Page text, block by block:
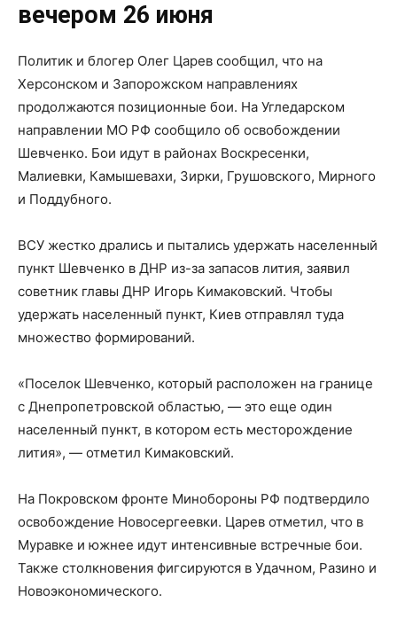
вечером 26 июня
Политик и блогер Олег Царев сообщил, что на
Херсонском и Запорожском направлениях
продолжаются позиционные бои. На Угледарском
направлении МО РФ сообщило об освобождении
Шевченко. Бои идут в районах Воскресенки,
Малиевки, Камышевахи, Зирки, Грушовского, Мирного
и Поддубного.
ВСУ жестко дрались и пытались удержать населенный
пункт Шевченко в ДНР из-за запасов лития, заявил
советник главы ДНР Игорь Кимаковский. Чтобы
удержать населенный пункт, Киев отправлял туда
множество формирований.
«Поселок Шевченко, который расположен на границе
с Днепропетровской областью, — это еще один
населенный пункт, в котором есть месторождение
лития», — отметил Кимаковский.
На Покровском фронте Минобороны РФ подтвердило
освобождение Новосергеевки. Царев отметил, что в
Муравке и южнее идут интенсивные встречные бои.
Также столкновения фигсируются в Удачном, Разино и
Новоэкономического.